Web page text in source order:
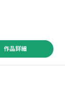
作品詳細